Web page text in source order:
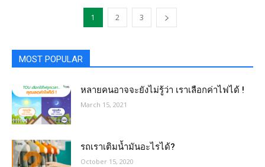
1 2 3
MOST POPULAR
หลายคนอาจจะยังไม่รู้ว่า เราเลือกค่าไฟได้ !
March 15, 2021
รถเราเติมน้ำมันอะไรได้?​
October 15, 2020